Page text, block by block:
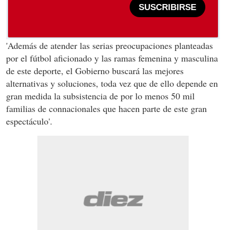
SUSCRIBIRSE
'Además de atender las serias preocupaciones planteadas
por el fútbol aficionado y las ramas femenina y masculina
de este deporte, el Gobierno buscará las mejores
alternativas y soluciones, toda vez que de ello depende en
gran medida la subsistencia de por lo menos 50 mil
familias de connacionales que hacen parte de este gran
espectáculo'.